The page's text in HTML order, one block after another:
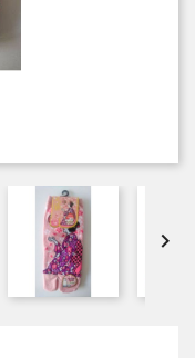
